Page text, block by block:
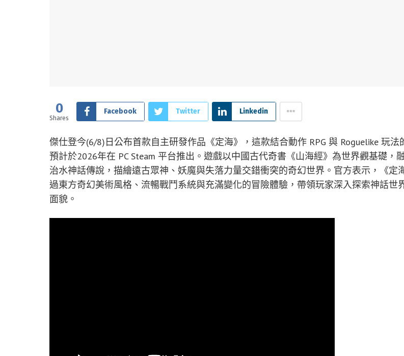
0
Shares
Facebook Twitter Linkedin
傑仕登今(6/8)日公布首款自主研發作品《定海》，這款結合動作 RPG 與 Roguelike 玩法
預計於2026年在 PC Steam 平台推出。遊戲以中國古代奇書《山海經》為世界觀基礎，
治水神話傳說，描繪遠古眾神、妖魔與失落力量交錯衝突的奇幻世界。官方表示，《定
過東方奇幻美術風格、流暢戰鬥系統與充滿變化的冒險體驗，帶領玩家深入探索神話世
面貌。